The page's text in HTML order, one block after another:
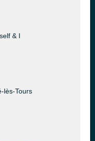
& I
lès-Tours